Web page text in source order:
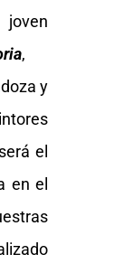
,
y
el
en el